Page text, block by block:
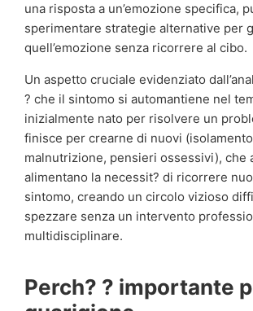
una risposta a un’emozione specifica,
sperimentare strategie alternative per
quell’emozione senza ricorrere al cibo.
Un aspetto cruciale evidenziato
? che il sintomo si automantiene nel
inizialmente nato per risolvere un
finisce per crearne di nuovi
malnutrizione, pensieri ossessivi), che
alimentano la necessit? di ricorrere
sintomo, creando un circolo vizioso
spezzare senza un intervento
multidisciplinare.
Perch? ? importante